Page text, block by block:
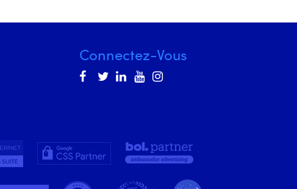
Connectez-Vous